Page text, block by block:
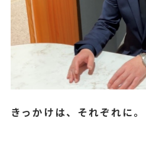
きっかけは、それぞれに。